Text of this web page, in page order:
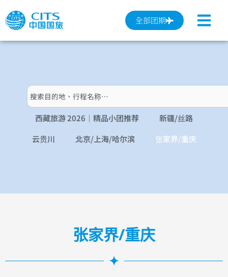
至
全部团期
搜
索
西藏旅游 2026｜精品小团推荐
新疆/丝路
云贵川
北京/上海/哈尔滨 张家界/重庆
张家界/重庆